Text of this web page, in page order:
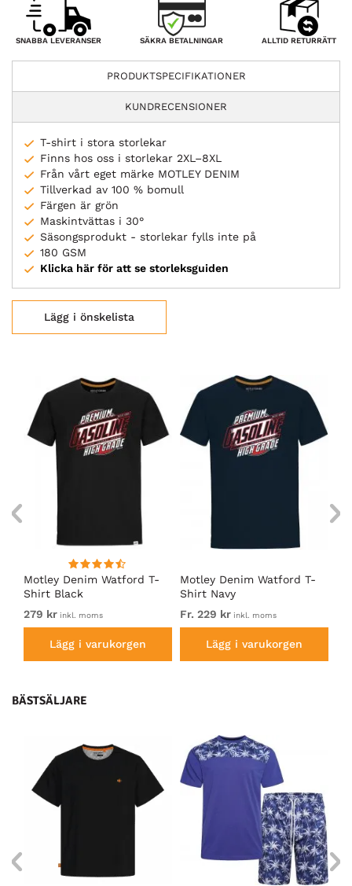
SNABBA LEVERANSER SÄKRA BETALNINGAR ALLTID RETURRÄTT
PRODUKTSPECIFIKATIONER
KUNDRECENSIONER
T-shirt i stora storlekar
Finns hos oss i storlekar 2XL–8XL
Från vårt eget märke MOTLEY DENIM
Tillverkad av 100 % bomull
Färgen är grön
Maskintvättas i 30°
Säsongsprodukt - storlekar fylls inte på
180 GSM
Klicka här för att se storleksguiden
Lägg i önskelista
Motley Denim Watford T-
Shirt Black
279 kr inkl. moms
Lägg i varukorgen
Motley Denim Watford T-
Shirt Navy
Fr. 229 kr inkl. moms
Lägg i varukorgen
BÄSTSÄLJARE